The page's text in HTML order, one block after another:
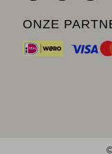
ONZE